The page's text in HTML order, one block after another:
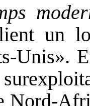
un
Unis».
Nord-